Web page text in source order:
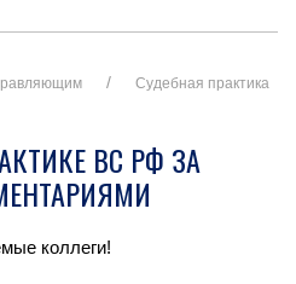
Судебная практика
ВС РФ ЗА
коллеги!